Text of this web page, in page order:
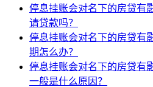
停息挂账会对名下的房贷有
请贷款吗？
停息挂账会对名下的房贷有
期怎么办？
停息挂账会对名下的房贷有
一般是什么原因？